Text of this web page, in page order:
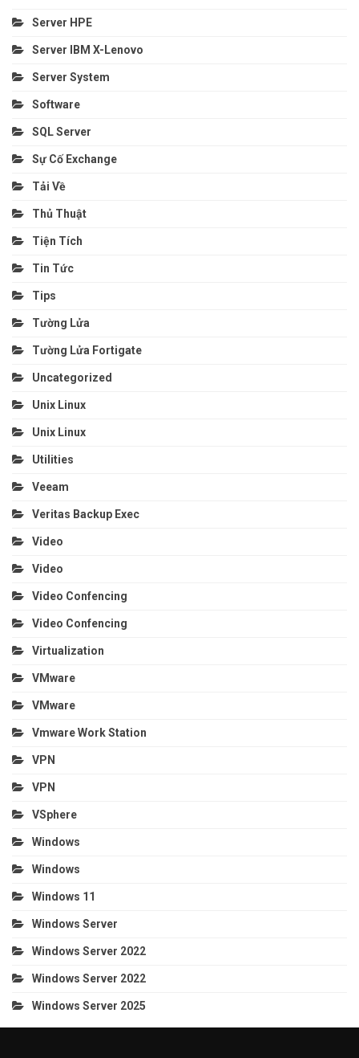
Server HPE
Server IBM X-Lenovo
Server System
Software
SQL Server
Sự Cố Exchange
Tải Về
Thủ Thuật
Tiện Tích
Tin Tức
Tips
Tường Lửa
Tường Lửa Fortigate
Uncategorized
Unix Linux
Unix Linux
Utilities
Veeam
Veritas Backup Exec
Video
Video
Video Confencing
Video Confencing
Virtualization
VMware
VMware
Vmware Work Station
VPN
VPN
VSphere
Windows
Windows
Windows 11
Windows Server
Windows Server 2022
Windows Server 2022
Windows Server 2025